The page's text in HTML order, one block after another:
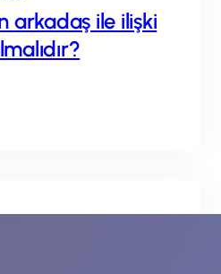
arkadaş ile ilişki